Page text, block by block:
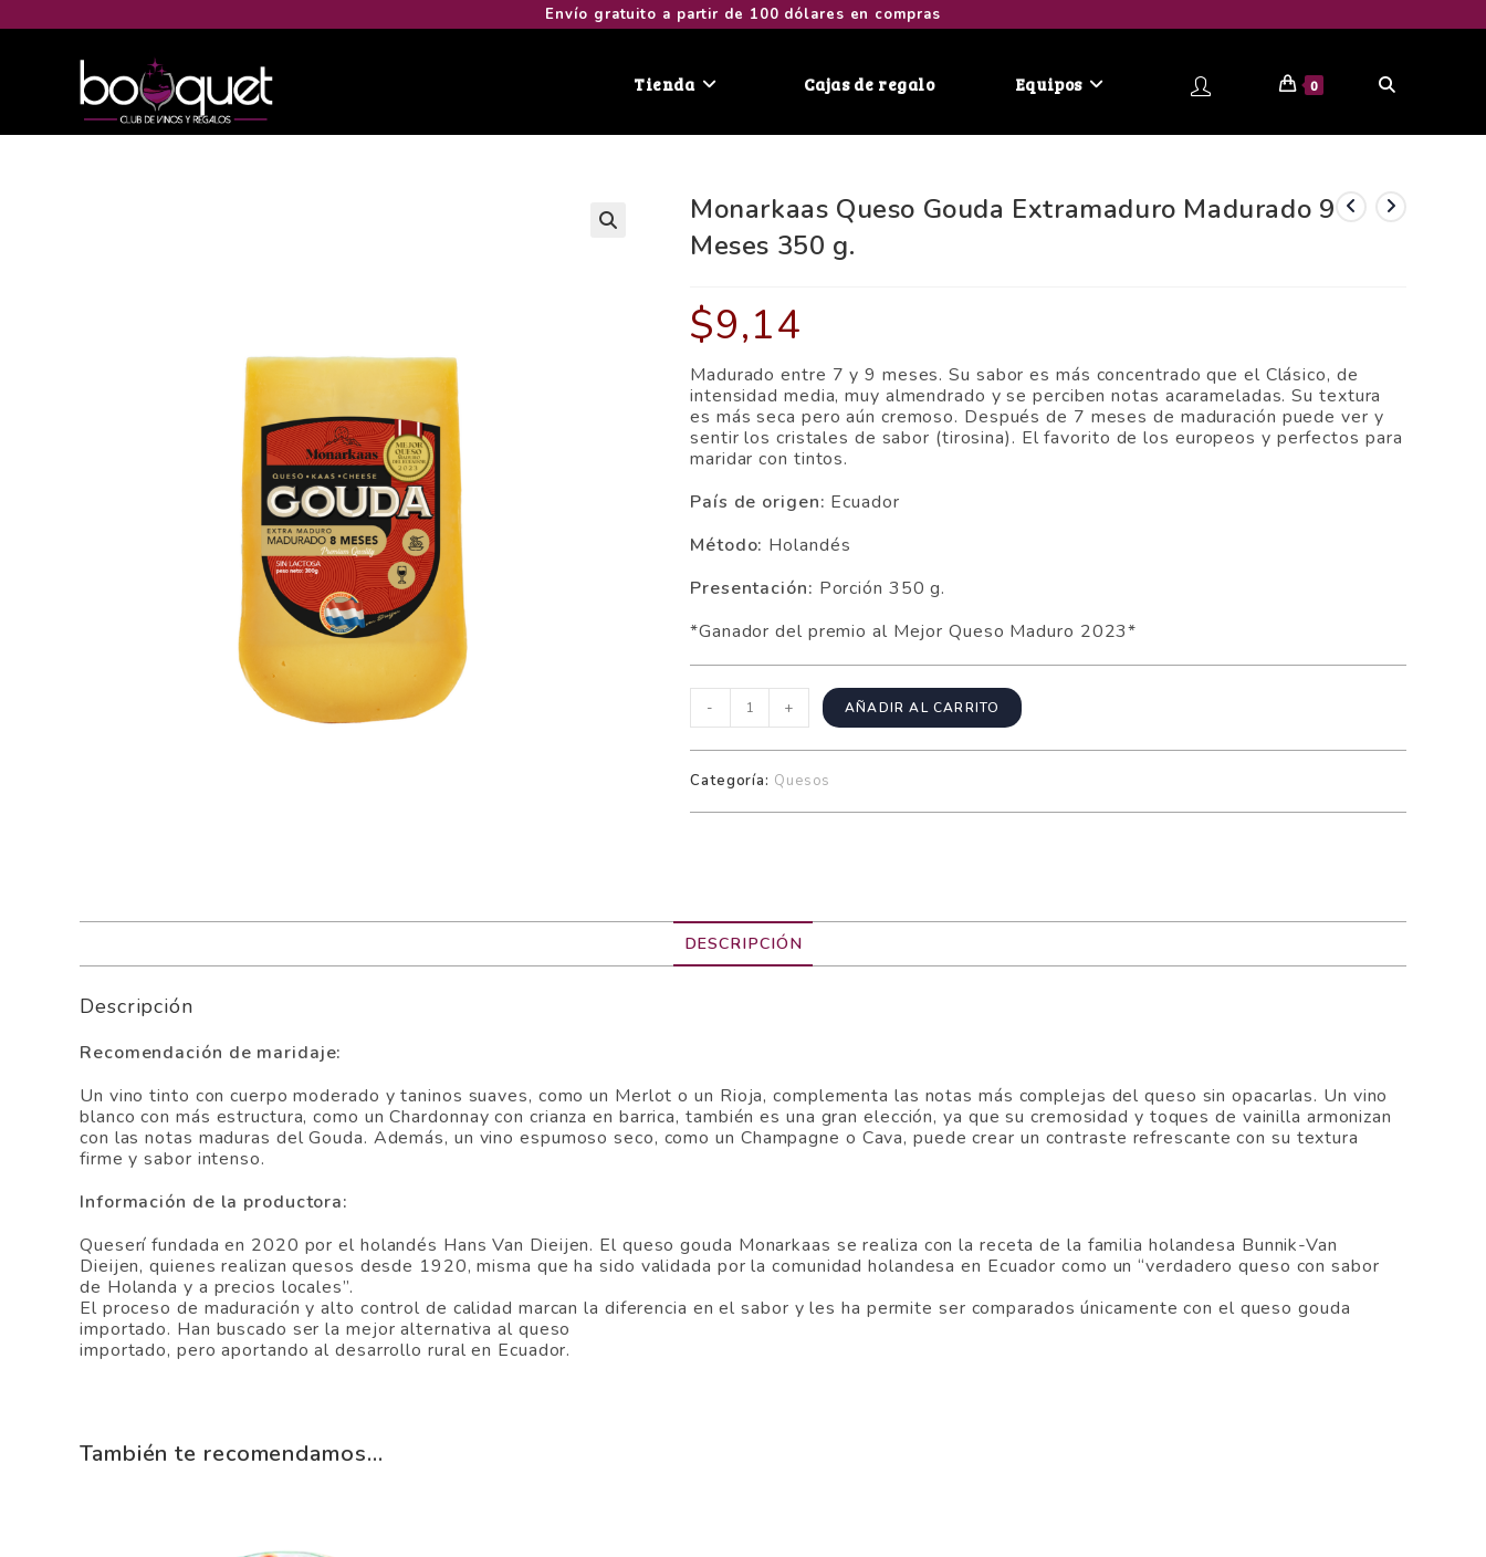
Envío gratuito a partir de 100 dólares en compras
Tienda Cajas de regalo Equipos 0
Monarkaas Queso Gouda Extramaduro Madurado 9
Meses 350 g.
$9,14
Madurado entre 7 y 9 meses. Su sabor es más concentrado que el Clásico, de
intensidad media, muy almendrado y se perciben notas acarameladas. Su textura
es más seca pero aún cremoso. Después de 7 meses de maduración puede ver y
sentir los cristales de sabor (tirosina). El favorito de los europeos y perfectos para
maridar con tintos.
País de origen: Ecuador
Método: Holandés
Presentación: Porción 350 g.
*Ganador del premio al Mejor Queso Maduro 2023*
- + AÑADIR AL CARRITO
Categoría: Quesos
DESCRIPCIÓN
Descripción
Recomendación de maridaje:
Un vino tinto con cuerpo moderado y taninos suaves, como un Merlot o un Rioja, complementa las notas más complejas del queso sin opacarlas. Un vino
blanco con más estructura, como un Chardonnay con crianza en barrica, también es una gran elección, ya que su cremosidad y toques de vainilla armonizan
con las notas maduras del Gouda. Además, un vino espumoso seco, como un Champagne o Cava, puede crear un contraste refrescante con su textura
firme y sabor intenso.
Información de la productora:
Queserí fundada en 2020 por el holandés Hans Van Dieijen. El queso gouda Monarkaas se realiza con la receta de la familia holandesa Bunnik-Van
Dieijen, quienes realizan quesos desde 1920, misma que ha sido validada por la comunidad holandesa en Ecuador como un “verdadero queso con sabor
de Holanda y a precios locales”.
El proceso de maduración y alto control de calidad marcan la diferencia en el sabor y les ha permite ser comparados únicamente con el queso gouda
importado. Han buscado ser la mejor alternativa al queso
importado, pero aportando al desarrollo rural en Ecuador.
También te recomendamos…